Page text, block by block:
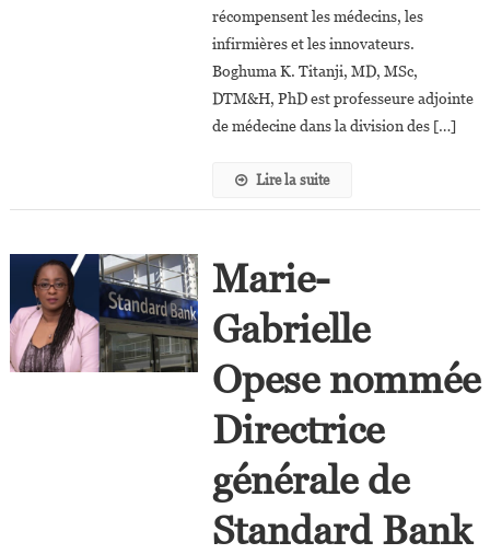
Prix
Innovator/Researcher
récompensent les médecins, les
infirmières et les innovateurs.
Boghuma K. Titanji, MD, MSc,
DTM&H, PhD est professeure adjointe
de médecine dans la division des […]
Lire la suite
Marie-
Gabrielle
Opese nommée
Directrice
générale de
Standard Bank